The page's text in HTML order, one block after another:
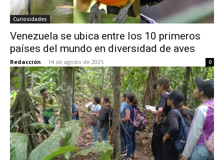
Curiosidades
Venezuela se ubica entre los 10 primeros
países del mundo en diversidad de aves
Redacción - 14 de agosto de 2025 0